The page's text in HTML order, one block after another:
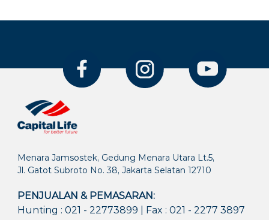
Menara Jamsostek, Gedung Menara Utara Lt.5,
Jl. Gatot Subroto No. 38, Jakarta Selatan 12710
PENJUALAN & PEMASARAN:
Hunting : 021 - 22773899 | Fax : 021 - 2277 3897